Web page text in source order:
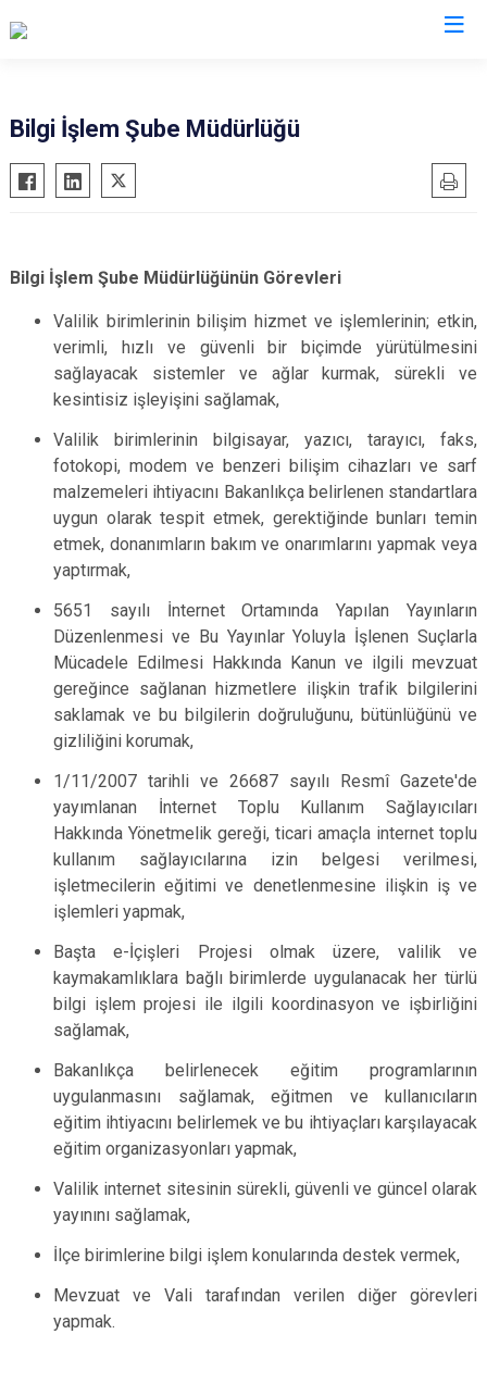
Bilgi İşlem Şube Müdürlüğü
Bilgi İşlem Şube Müdürlüğünün Görevleri
Valilik birimlerinin bilişim hizmet ve işlemlerinin; etkin,
verimli, hızlı ve güvenli bir biçimde yürütülmesini
sağlayacak sistemler ve ağlar kurmak, sürekli ve
kesintisiz işleyişini sağlamak,
Valilik birimlerinin bilgisayar, yazıcı, tarayıcı, faks,
fotokopi, modem ve benzeri bilişim cihazları ve sarf
malzemeleri ihtiyacını Bakanlıkça belirlenen standartlara
uygun olarak tespit etmek, gerektiğinde bunları temin
etmek, donanımların bakım ve onarımlarını yapmak veya
yaptırmak,
5651 sayılı İnternet Ortamında Yapılan Yayınların
Düzenlenmesi ve Bu Yayınlar Yoluyla İşlenen Suçlarla
Mücadele Edilmesi Hakkında Kanun ve ilgili mevzuat
gereğince sağlanan hizmetlere ilişkin trafik bilgilerini
saklamak ve bu bilgilerin doğruluğunu, bütünlüğünü ve
gizliliğini korumak,
1/11/2007 tarihli ve 26687 sayılı Resmî Gazete'de
yayımlanan İnternet Toplu Kullanım Sağlayıcıları
Hakkında Yönetmelik gereği, ticari amaçla internet toplu
kullanım sağlayıcılarına izin belgesi verilmesi,
işletmecilerin eğitimi ve denetlenmesine ilişkin iş ve
işlemleri yapmak,
Başta e-İçişleri Projesi olmak üzere, valilik ve
kaymakamlıklara bağlı birimlerde uygulanacak her türlü
bilgi işlem projesi ile ilgili koordinasyon ve işbirliğini
sağlamak,
Bakanlıkça belirlenecek eğitim programlarının
uygulanmasını sağlamak, eğitmen ve kullanıcıların
eğitim ihtiyacını belirlemek ve bu ihtiyaçları karşılayacak
eğitim organizasyonları yapmak,
Valilik internet sitesinin sürekli, güvenli ve güncel olarak
yayınını sağlamak,
İlçe birimlerine bilgi işlem konularında destek vermek,
Mevzuat ve Vali tarafından verilen diğer görevleri
yapmak.